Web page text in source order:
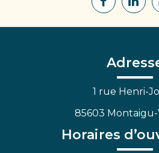
Lien
Facebook
Lien
1 rue Henri-
85603
Horaires